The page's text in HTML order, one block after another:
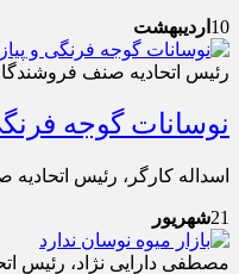
10 اردیبهشت
رئیس اتحادیه صنف
نوسانات گوجه
اسداله کارگر، رئیس
21شهریور
مصطفی دارایی نژاد، رئیس